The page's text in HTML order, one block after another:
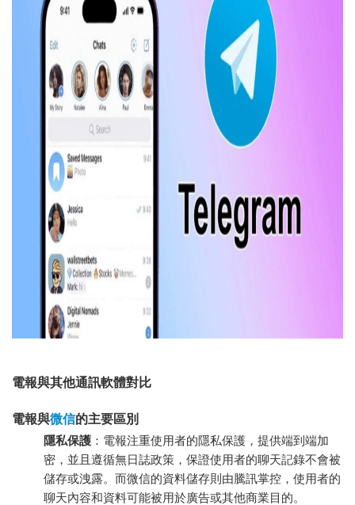
電報與其他通訊軟體對比
電報與微信的主要區別
隱私保護 ：電報注重使用者的隱私保護，提供端到端加
密，並且遵循無日誌政策，保證使用者的聊天記錄不會被
儲存或洩露。而微信的資料儲存則由騰訊掌控，使用者的
聊天內容和資料可能被用於廣告或其他商業目的。